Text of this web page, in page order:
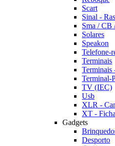
Scart
Sinal -
Sma / CB
Solares
Speakon
Telefone-
Terminais
Terminais
Terminal-
TV (IEC)
Usb
XLR -
XT -
Gadgets
Desporto